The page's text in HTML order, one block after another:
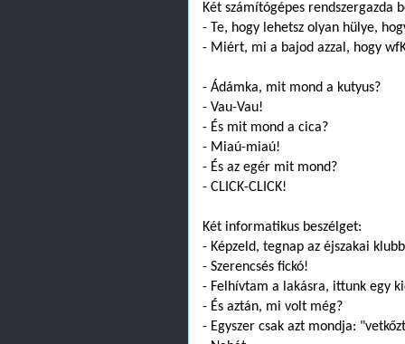
Két számítógépes rendszergazda
- Te, hogy lehetsz olyan hülye,
- Miért, mi a bajod azzal, hogy
- Ádámka, mit mond a kutyus?
- Vau-Vau!
- És mit mond a cica?
- Miaú-miaú!
- És az egér mit mond?
- CLICK-CLICK!
Két informatikus beszélget:
- Képzeld, tegnap az éjszakai
- Szerencsés fickó!
- Felhívtam a lakásra, ittunk egy
- És aztán, mi volt még?
- Egyszer csak azt mondja: